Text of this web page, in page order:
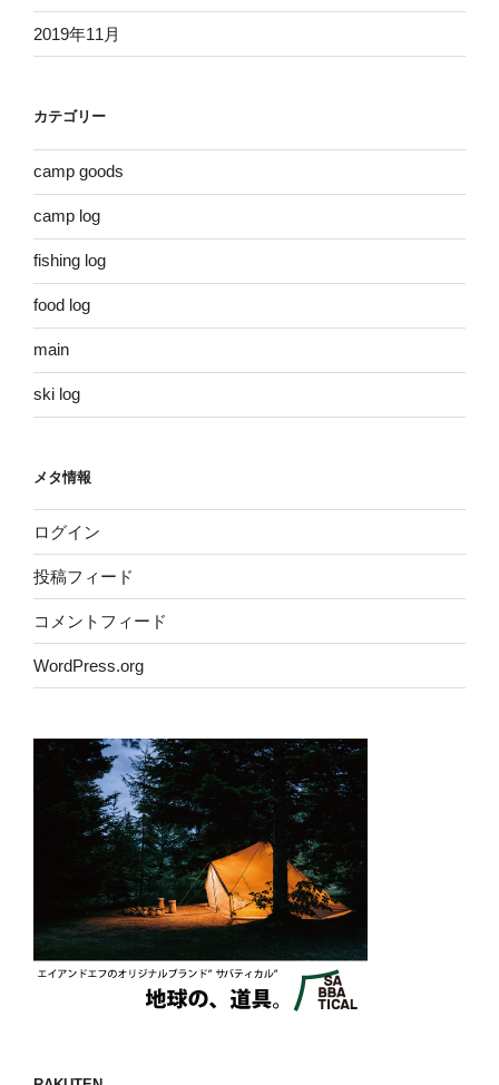
2019年11月
カテゴリー
camp goods
camp log
fishing log
food log
main
ski log
メタ情報
ログイン
投稿フィード
コメントフィード
WordPress.org